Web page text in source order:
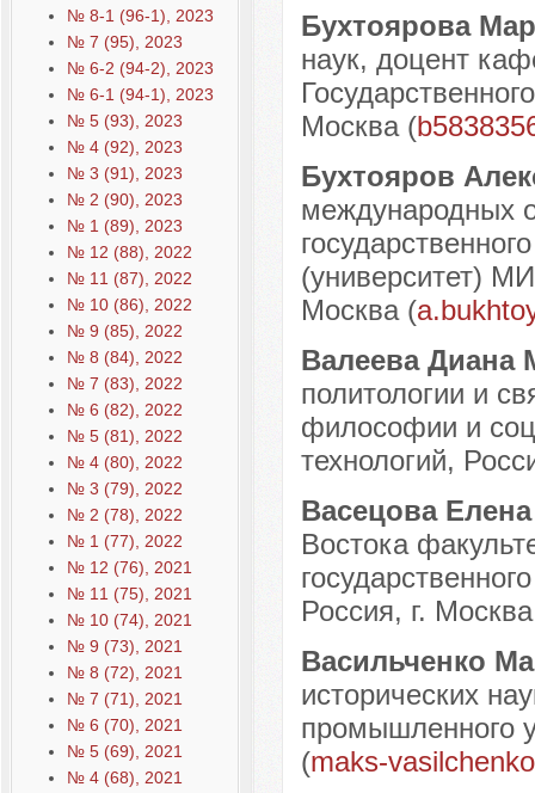
№ 8-1 (96-1), 2023
№ 7 (95), 2023
№ 6-2 (94-2), 2023
№ 6-1 (94-1), 2023
№ 5 (93), 2023
№ 4 (92), 2023
№ 3 (91), 2023
№ 2 (90), 2023
№ 1 (89), 2023
№ 12 (88), 2022
№ 11 (87), 2022
№ 10 (86), 2022
№ 9 (85), 2022
№ 8 (84), 2022
№ 7 (83), 2022
№ 6 (82), 2022
№ 5 (81), 2022
№ 4 (80), 2022
№ 3 (79), 2022
№ 2 (78), 2022
№ 1 (77), 2022
№ 12 (76), 2021
№ 11 (75), 2021
№ 10 (74), 2021
№ 9 (73), 2021
№ 8 (72), 2021
№ 7 (71), 2021
№ 6 (70), 2021
№ 5 (69), 2021
№ 4 (68), 2021
Бухтоярова
наук, доцент
Москва (
Бухтояров
международных
(университет)
Москва (
Валеева Диана
политологии и
философии и
технологий,
Васецова
Востока
Россия, г.
Васильченко
исторических
промышленного
(maks-